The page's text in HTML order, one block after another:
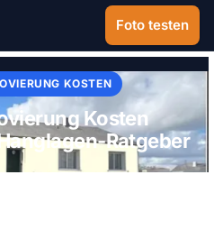
Foto testen
KOSTEN
Kosten
Ratgeber